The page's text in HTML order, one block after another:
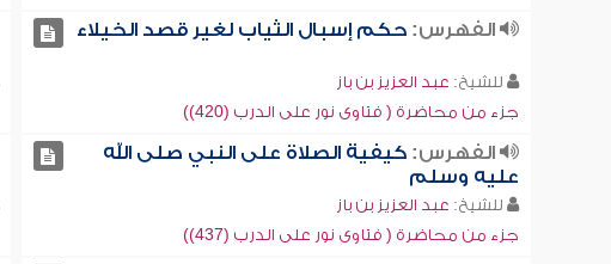
الفهرس:حكم إسبال الثياب لغير قصد الخيلاء
للشيخ: عبد العزيز بن باز
جزء من محاضرة ( فتاوى نور على الدرب (420))
الفهرس:كيفية الصلاة على النبي صلى الله
عليه وسلم
للشيخ: عبد العزيز بن باز
جزء من محاضرة ( فتاوى نور على الدرب (437))